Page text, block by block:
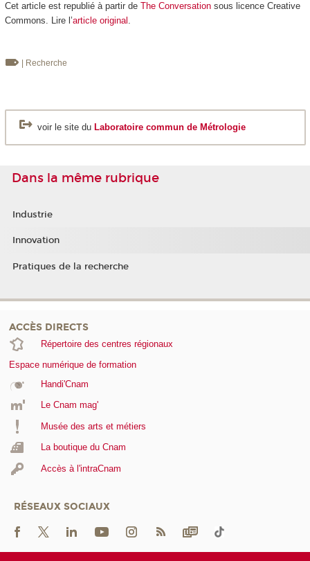
Cet article est republié à partir de The Conversationsous licence Creative
Commons. Lire l’article original .
| Recherche
voir le site du Laboratoire commun de Métrologie
Dans la même rubrique
Industrie
Innovation
Pratiques de la recherche
ACCÈS DIRECTS
Répertoire des centres régionaux
Espace numérique de formation
Handi'Cnam
Le Cnam mag'
Musée des arts et métiers
La boutique du Cnam
Accès à l'intraCnam
RÉSEAUX SOCIAUX